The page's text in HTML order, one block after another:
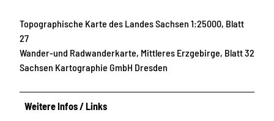
Topographische Karte des Landes Sachsen 1:25000, Blatt
27
Wander-und Radwanderkarte, Mittleres Erzgebirge, Blatt 32
Sachsen Kartographie GmbH Dresden
Weitere Infos / Links